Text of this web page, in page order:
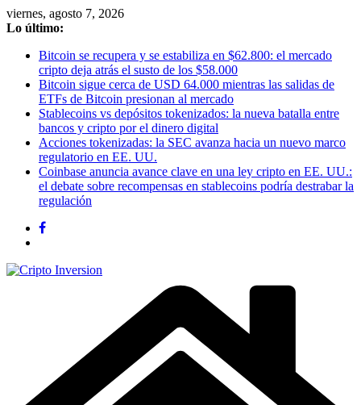
Saltar
al
viernes, agosto 7, 2026
Lo último:
Bitcoin se recupera y se estabiliza en $62.800: el mercado
cripto deja atrás el susto de los $58.000
Bitcoin sigue cerca de USD 64.000 mientras las salidas de
ETFs de Bitcoin presionan al mercado
Stablecoins vs depósitos tokenizados: la nueva batalla entre
bancos y cripto por el dinero digital
Acciones tokenizadas: la SEC avanza hacia un nuevo marco
regulatorio en EE. UU.
Coinbase anuncia avance clave en una ley cripto en EE. UU.:
el debate sobre recompensas en stablecoins podría destrabar la
regulación